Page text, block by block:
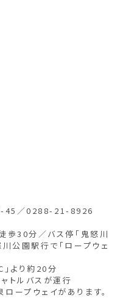
45／0288-21-8926
歩30分／バス停「鬼怒川
公園駅行で「ロープウェ
より約20分
トルバスが運行
ープウェイがあります。